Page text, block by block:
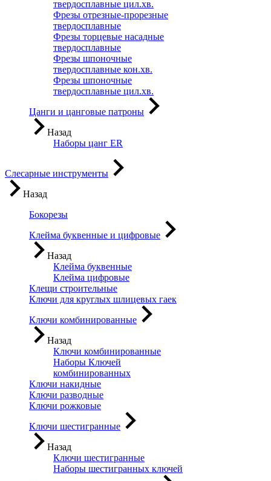
твердосплавные цил.хв.
Фрезы отрезные-прорезные
твердосплавные
Фрезы торцевые насадные
твердосплавные
Фрезы шпоночные
твердосплавные кон.хв.
Фрезы шпоночные
твердосплавные цил.хв.
Цанги и цанговые патроны
Назад
Наборы цанг ER
Слесарные инструменты
Назад
Бокорезы
Клейма буквенные и цифровые
Назад
Клейма буквенные
Клейма цифровые
Клещи строительные
Ключи для круглых шлицевых гаек
Ключи комбинированные
Назад
Ключи комбинированные
Наборы Ключей
комбинированных
Ключи накидные
Ключи разводные
Ключи рожковые
Ключи шестигранные
Назад
Ключи шестигранные
Наборы шестигранных ключей